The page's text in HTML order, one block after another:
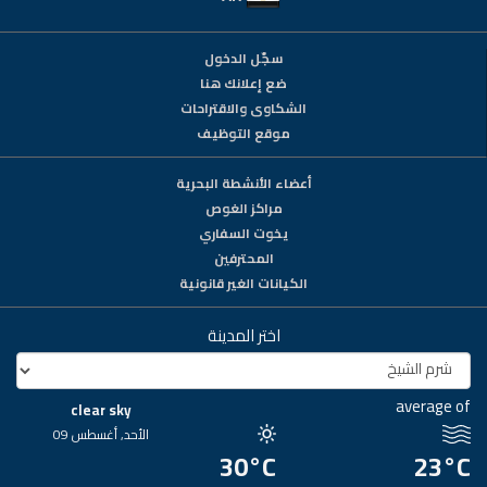
سجّل الدخول
ضع إعلانك هنا
الشكاوى والاقتراحات
موقع التوظيف
أعضاء الأنشطة البحرية
مراكز الغوص
يخوت السفاري
المحترفين
الكيانات الغير قانونية
اختر المدينة
average of
23°C
30°C
clear sky
الأحد, أغسطس 09